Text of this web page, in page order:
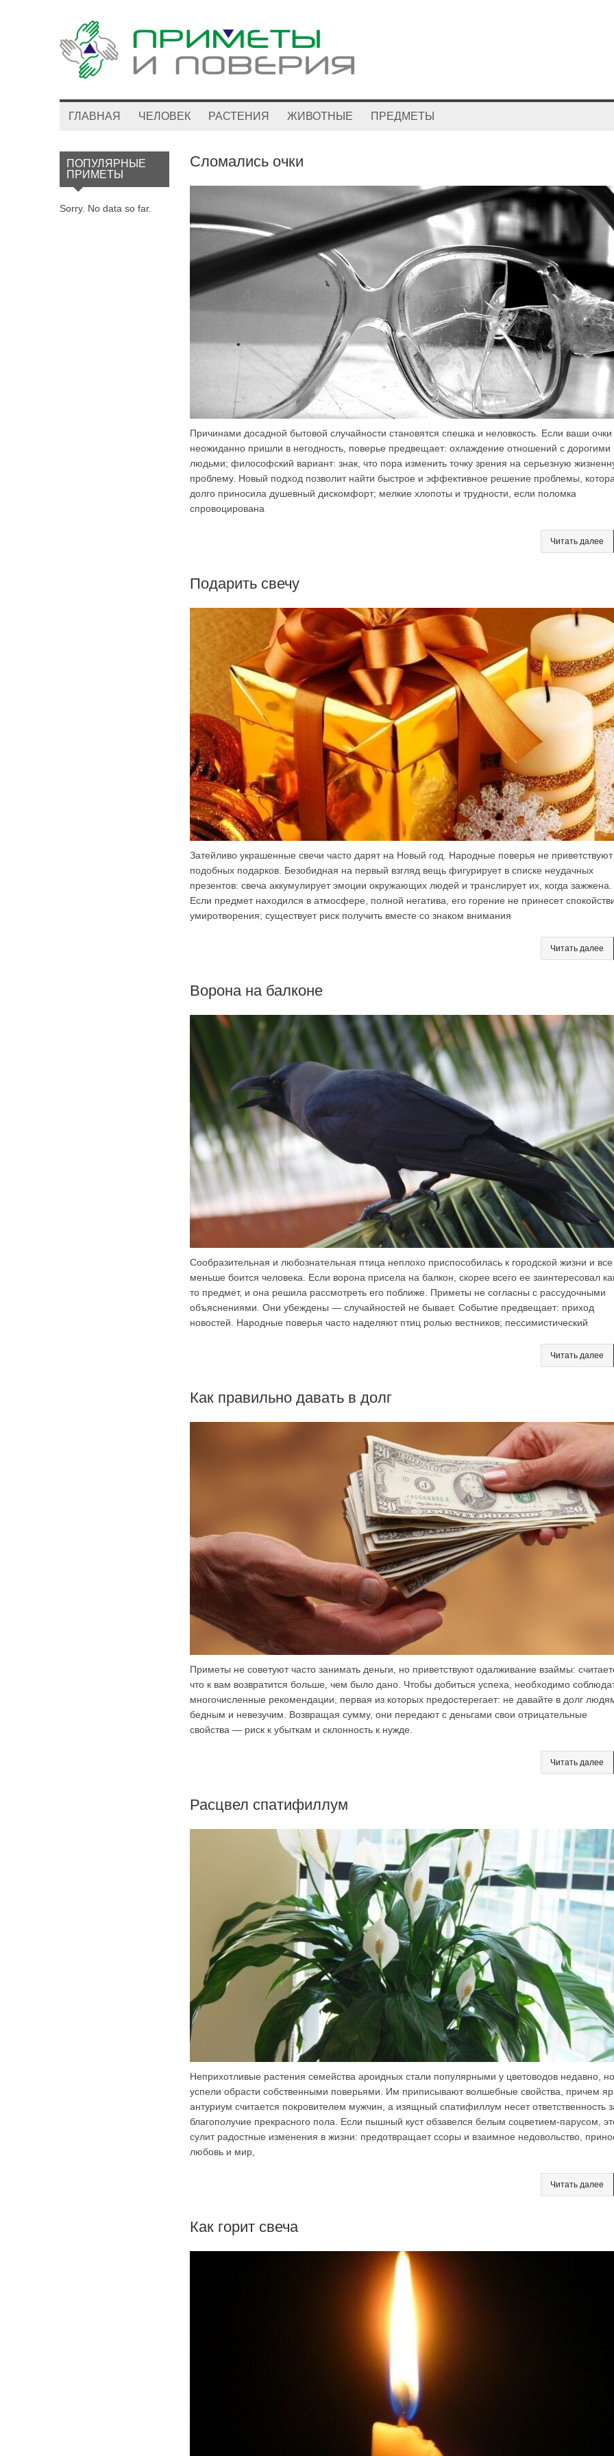
ГЛАВНАЯ ЧЕЛОВЕК РАСТЕНИЯ ЖИВОТНЫЕ ПРЕДМЕТЫ
ПОПУЛЯРНЫЕ
ПРИМЕТЫ
Sorry. No data so far.
Сломались очки
Причинами досадной бытовой случайности становятся спешка и неловкость. Если ваши очки
неожиданно пришли в негодность, поверье предвещает: охлаждение отношений с дорогими
людьми; философский вариант: знак, что пора изменить точку зрения на серьезную
проблему. Новый подход позволит найти быстрое и эффективное решение проблемы,
долго приносила душевный дискомфорт; мелкие хлопоты и трудности, если поломка
спровоцирована
Читать далее
Подарить свечу
Затейливо украшенные свечи часто дарят на Новый год. Народные поверья не приветствуют
подобных подарков. Безобидная на первый взгляд вещь фигурирует в списке неудачных
презентов: свеча аккумулирует эмоции окружающих людей и транслирует их, когда зажжена.
Если предмет находился в атмосфере, полной негатива, его горение не принесет
умиротворения; существует риск получить вместе со знаком внимания
Читать далее
Ворона на балконе
Сообразительная и любознательная птица неплохо приспособилась к городской жизни и все
меньше боится человека. Если ворона присела на балкон, скорее всего ее заинтересовал
то предмет, и она решила рассмотреть его поближе. Приметы не согласны с рассудочными
объяснениями. Они убеждены — случайностей не бывает. Событие предвещает: приход
новостей. Народные поверья часто наделяют птиц ролью вестников; пессимистический
Читать далее
Как правильно давать в долг
Приметы не советуют часто занимать деньги, но приветствуют одалживание взаймы:
что к вам возвратится больше, чем было дано. Чтобы добиться успеха, необходимо
многочисленные рекомендации, первая из которых предостерегает: не давайте в долг
бедным и невезучим. Возвращая сумму, они передают с деньгами свои отрицательные
свойства — риск к убыткам и склонность к нужде.
Читать далее
Расцвел спатифиллум
Неприхотливые растения семейства ароидных стали популярными у цветоводов недавно,
успели обрасти собственными поверьями. Им приписывают волшебные свойства, причем
антуриум считается покровителем мужчин, а изящный спатифиллум несет ответственность
благополучие прекрасного пола. Если пышный куст обзавелся белым соцветием-парусом,
сулит радостные изменения в жизни: предотвращает ссоры и взаимное недовольство,
любовь и мир,
Читать далее
Как горит свеча